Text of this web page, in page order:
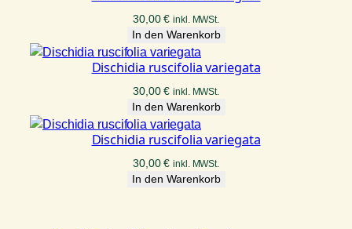
30,00€ inkl. MWSt.
In den Warenkorb
Dischidia ruscifolia variegata
30,00€ inkl. MWSt.
In den Warenkorb
Dischidia ruscifolia variegata
30,00€ inkl. MWSt.
In den Warenkorb